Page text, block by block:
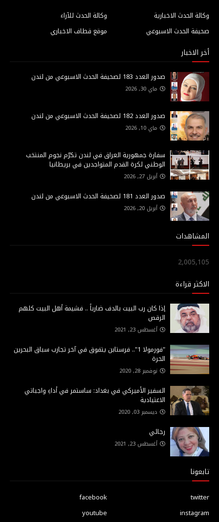
وكالة الحدث للآراء
وكالة الحدث الاخبارية
موقع قطاف الاخباري
صحيفة الحدث الاسبوعي
أخر الاخبار
صدور العدد 183 لصحيفة الحدث الاسبوعي من لندن
ماي 30, 2026
صدور العدد 182 لصحيفة الحدث الاسبوعي من لندن
ماي 10, 2026
سفارة جمهورية العراق في لندن تكرّم نجوم المنتخب
الوطني لكرة القدم المتواجدين في بريطانيا
أبريل 27, 2026
صدور العدد 181 لصحيفة الحدث الاسبوعي من لندن
أبريل 20, 2026
المشاهدات
2,005,105
الاكثر قراءة
إذا كان رب البيت بالدف ضارباً .. فشيمة أهل البيت كلهم
الرقص
أغسطس 23, 2021
"فورمولا 1".. فرستابن يتفوق في آخر تجارب سباق البحرين
الحرة
نوفمبر 28, 2020
السفير الأميركي في بغداد: ساستمر في أداءِ واجباتي
الاعتيادية
ديسمبر 03, 2020
رجائي
أغسطس 23, 2021
تابعونا
facebook
twitter
youtube
instagram